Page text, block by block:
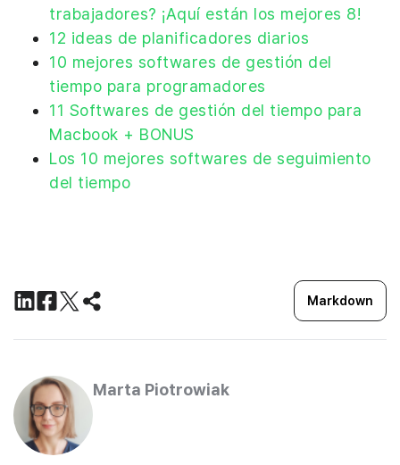
trabajadores? ¡Aquí están los mejores 8!
12 ideas de planificadores diarios
10 mejores softwares de gestión del
tiempo para programadores
11 Softwares de gestión del tiempo para
Macbook + BONUS
Los 10 mejores softwares de seguimiento
del tiempo
Markdown
Marta Piotrowiak